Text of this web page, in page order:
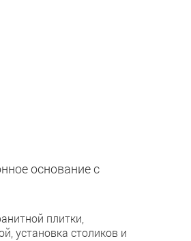
основание с
плитки,
установка столиков и